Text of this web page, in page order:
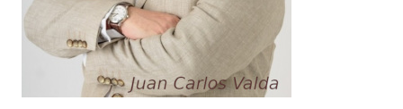
reCAPTCHA y laPolítica de
privacidady losTérminos del servicio
de Google se aplican.